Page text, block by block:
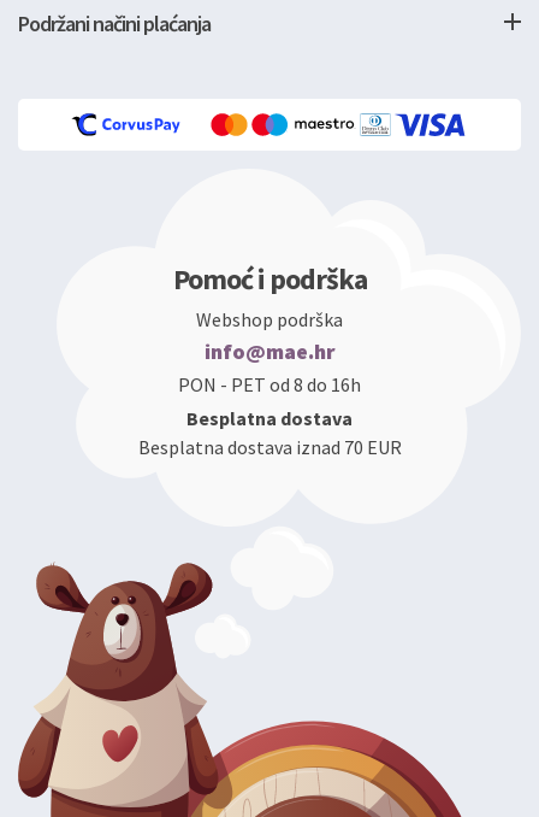
Podržani načini plaćanja
Pomoć i podrška
Webshop podrška
info@mae.hr
PON - PET od 8 do 16h
Besplatna dostava
Besplatna dostava iznad 70 EUR